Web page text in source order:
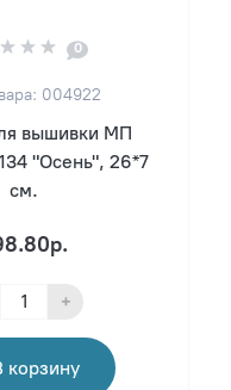
0
004922
вышивки МП
"Осень", 26*7
см.
+
корзину